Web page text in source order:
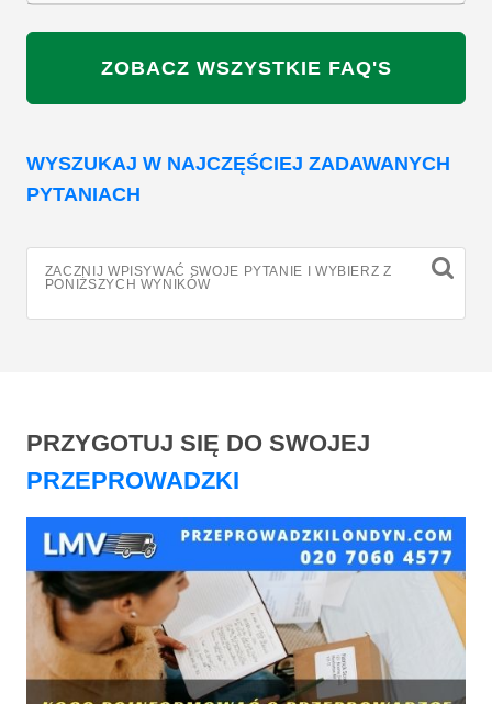
ZOBACZ WSZYSTKIE FAQ'S
WYSZUKAJ W NAJCZĘŚCIEJ ZADAWANYCH
PYTANIACH
ZACZNIJ WPISYWAĆ SWOJE PYTANIE I WYBIERZ Z
PONIŻSZYCH WYNIKÓW
PRZYGOTUJ SIĘ DO SWOJEJ
PRZEPROWADZKI